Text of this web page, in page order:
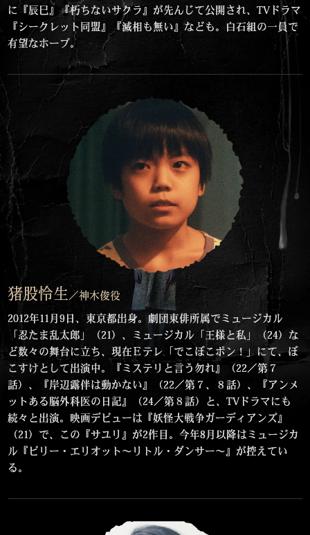
に『辰巳』『朽ちないサクラ』が先んじて公開され、TVドラマ
『シークレット同盟』『滅相も無い』なども。白石組の一員で
有望なホープ。
猪股怜生 ／神木俊役
2012年11月9日、東京都出身。劇団東俳所属でミュージカル
「忍たま乱太郎」（21）、ミュージカル「王様と私」（24）な
ど数々の舞台に立ち、現在Ｅテレ「でこぼこポン！」にて、ぼ
こすけとして出演中。『ミステリと言う勿れ』（22／第７
話）、『岸辺露伴は動かない』（22／第７、８話）、『アンメ
ットある脳外科医の日記』（24／第８話）と、TVドラマにも
続々と出演。映画デビューは『妖怪大戦争ガーディアンズ』
（21）で、この『サユリ』が2作目。今年8月以降はミュージカ
ル『ビリー・エリオット～リトル・ダンサー～』が控えてい
る。